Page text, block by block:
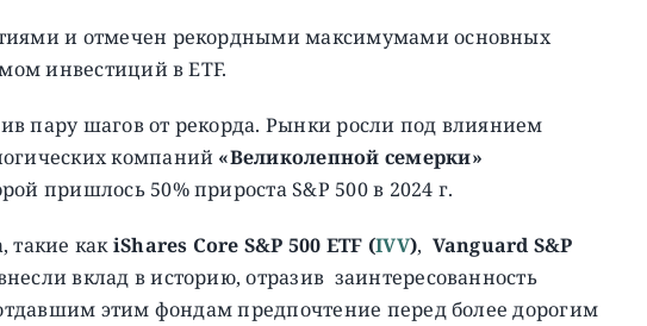
и отмечен рекордными максимумами основных
инвестиций в ETF.
пару шагов от рекорда. Рынки росли под влиянием
компаний «Великолепной семерки»
пришлось 50% прироста S&P 500 в 2024 г.
такие какiShares Core S&P 500 ETF (IVV), Vanguard S&P
вклад в историю, отразив заинтересованность
этим фондам предпочтение перед более дорогим